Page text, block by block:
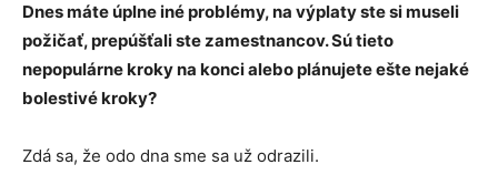
Dnes máte úplne iné problémy, na výplaty ste si museli
požičať, prepúšťali ste zamestnancov. Sú tieto
nepopulárne kroky na konci alebo plánujete ešte nejaké
bolestivé kroky?
Zdá sa, že odo dna sme sa už odrazili.